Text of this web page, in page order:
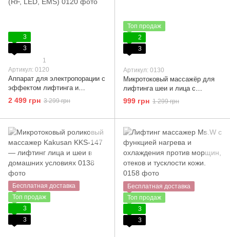
3
3
1
Артикул: 0120
Аппарат для электропорации с
эффектом лифтинга и
подтяжки кожи лица в
домашних условиях (RF, LED,
2 499 грн 3 299 грн
Топ продаж
2
3
Артикул: 0130
Микротоковый массажёр для
лифтинга шеи и лица с
интенсивным импульсным
светом Черный
999 грн 1 299 грн
Бесплатная доставка
Топ продаж
3
3
Бесплатная доставка
Топ продаж
3
3